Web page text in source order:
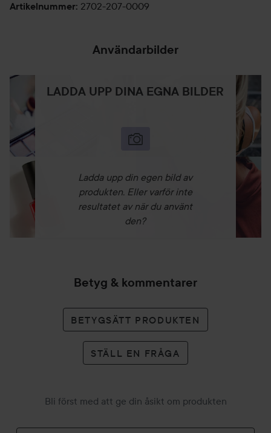
Artikelnummer: 2702-207-0009
Användarbilder
LADDA UPP DINA EGNA BILDER
Ladda upp din egen bild av
produkten. Eller varför inte
resultatet av när du använt
den?
Betyg & kommentarer
BETYGSÄTT PRODUKTEN
STÄLL EN FRÅGA
Bli först med att ge din åsikt om produkten